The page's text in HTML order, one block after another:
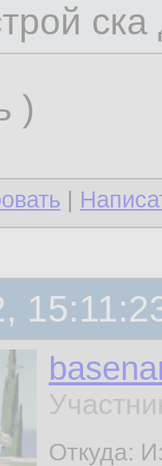
ска
)
|
Откуда: